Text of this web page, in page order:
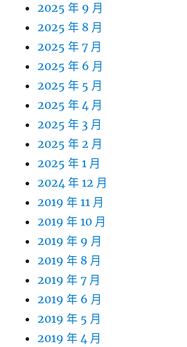
2025 年 9 月
2025 年 8 月
2025 年 7 月
2025 年 6 月
2025 年 5 月
2025 年 4 月
2025 年 3 月
2025 年 2 月
2025 年 1 月
2024 年 12 月
2019 年 11 月
2019 年 10 月
2019 年 9 月
2019 年 8 月
2019 年 7 月
2019 年 6 月
2019 年 5 月
2019 年 4 月